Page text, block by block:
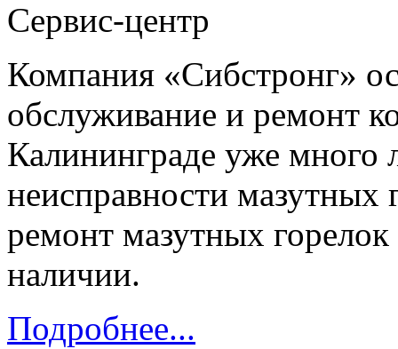
Сервис-центр
Компания «Сибстронг»
обслуживание и ремонт
Калининграде уже много
неисправности мазутных
ремонт мазутных
наличии.
Подробнее...